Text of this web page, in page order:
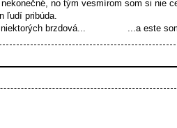
no tým vesmírom som si nie
ľudí pribúda.
niektorých brzdová... ...a este som